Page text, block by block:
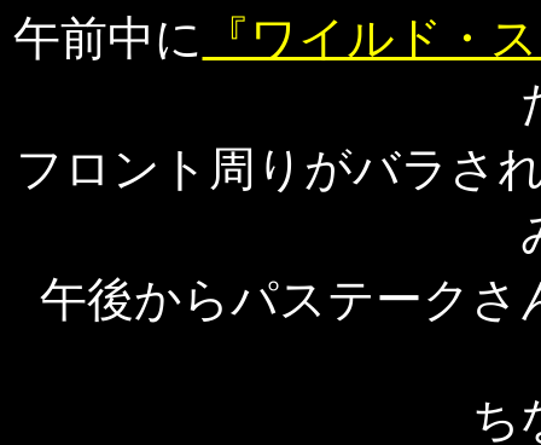
午前中に 『ワイルド・
フロント周りがバラさ
午後からパステーク
ち